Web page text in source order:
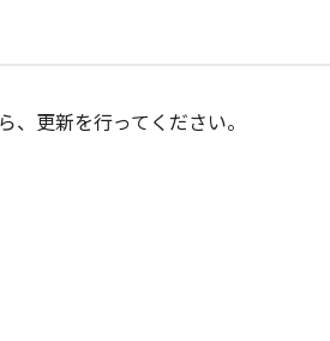
、更新を行ってください。